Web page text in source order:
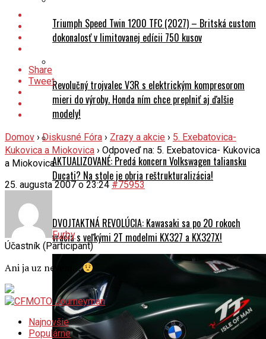
Triumph Speed Twin 1200 TFC (2027) – Britská custom
dokonalosť v limitovanej edícii 750 kusov
Revolučný trojvalec V3R s elektrickým kompresorom
mieri do výroby. Honda ním chce preplniť aj ďalšie
modely!
AKTUALIZOVANÉ: Predá koncern Volkswagen taliansku
Ducati? Na stole je obria reštrukturalizácia!
DVOJTAKTNÁ REVOLÚCIA: Kawasaki sa po 20 rokoch
vracia s veľkými 2T modelmi KX327 a KX327X!
Share
Tweet
Domov › Diskusné Fóra › Zrazy a akcie › 5. Exebatovica-
Kukovica a Miokovica › Odpoveď na: 5. Exebatovica- Kukovica
a Miokovica
25. augusta 2007 o 23:24 #75953
Furby
Účastník (Participant)
Ani ja uz nevem…
Najnovšie
Populárne